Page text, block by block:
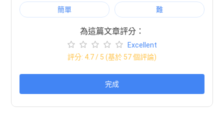
簡單 難
為這篇文章評分：
Excellent
評分: 4.7/ 5 (基於 57個評論)
完成